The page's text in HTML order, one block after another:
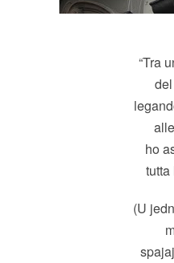
“Tra
ho
tutta
(U